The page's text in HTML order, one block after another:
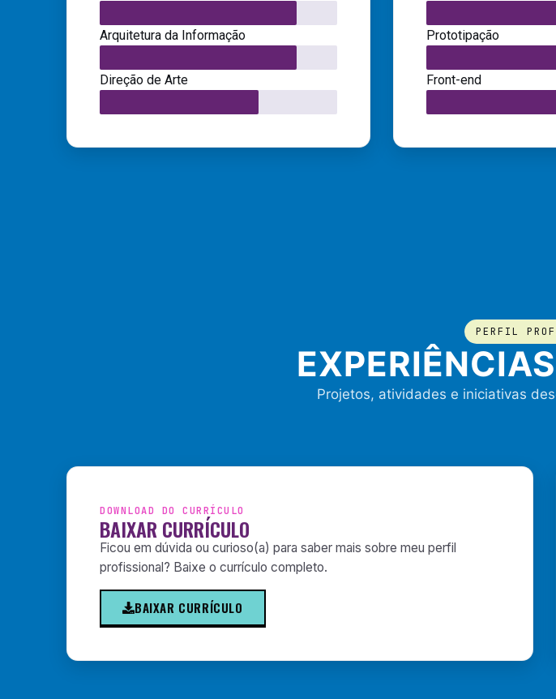
Arquitetura da Informação
Direção de Arte
Prototipação
Front-end
PERFIL
Projetos, atividades e iniciativas
DOWNLOAD DO CURRÍCULO
BAIXAR CURRÍCULO
Ficou em dúvida ou curioso(a) para saber mais sobre meu perfil
profissional? Baixe o currículo completo.
BAIXAR CURRÍCULO